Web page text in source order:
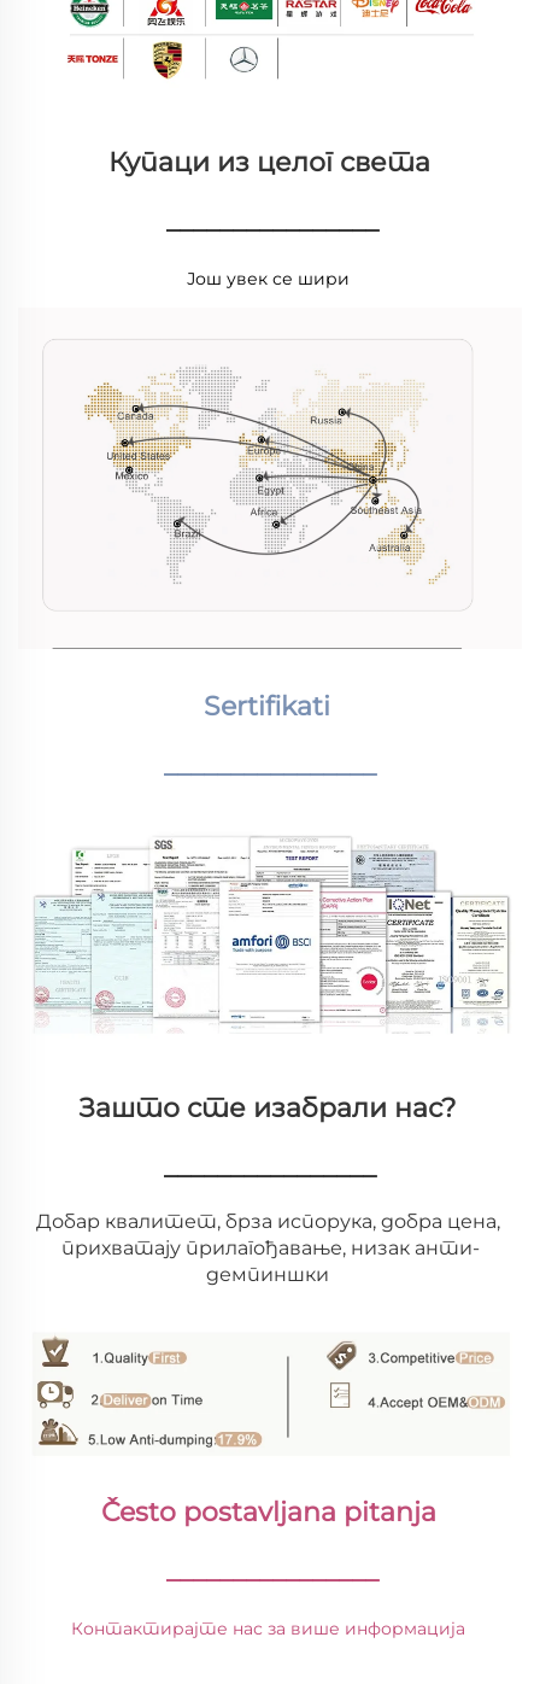
Купаци из целог света
________________
Још увек се шири
Sertifikati
________________
Зашто сте изабрали нас?
________________
Добар квалитет, брза испорука, добра цена,
прихватају прилагођавање, низак анти-
демпиншки
Često postavljana pitanja
________________
Контактирајте нас за више информација